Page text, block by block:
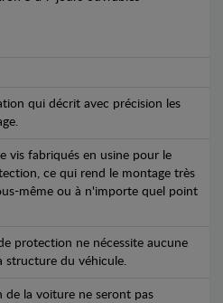
qui décrit avec précision les
vis fabriqués en usine pour le
ce qui rend le montage très
même ou à n'importe quel point
protection ne nécessite aucune
structure du véhicule.
de la voiture ne seront pas